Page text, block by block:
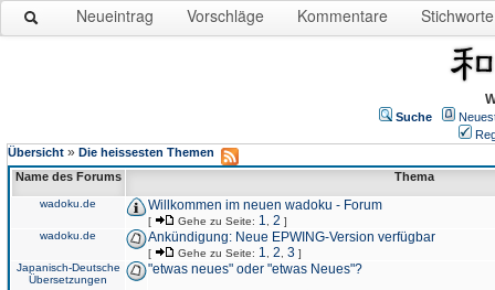
Neueintrag Vorschläge Kommentare Stichworte
Suche
Übersicht » Die heissesten Themen
Name des Forums
Thema
wadoku.de Willkommen im neuen wadoku - Forum
[ Gehe zu Seite: 1 2 ]
wadoku.de
Ankündigung: Neue EPWING-Version verfügbar
[ Gehe zu Seite: 1 2 3 ]
Japanisch-Deutsche
Übersetzungen
"etwas neues" oder "etwas Neues"?